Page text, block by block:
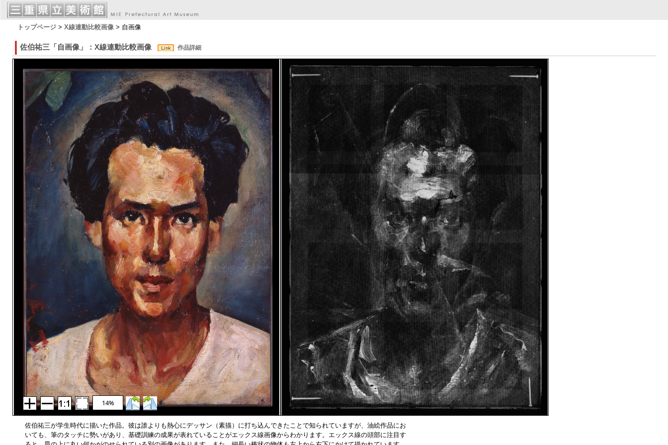
トップページ > X線連動比較画像 > 自画像
佐伯祐三「自画像」：X線連動比較画像 作品詳細
14%
佐伯祐三が学生時代に描いた作品。彼は誰よりも熱心にデッサン（素描）に打ち込んできたことで知られていますが、油絵作品にお
いても、筆のタッチに勢いがあり、基礎訓練の成果が表れていることがエックス線画像からわかります。エックス線の頭部に注目す